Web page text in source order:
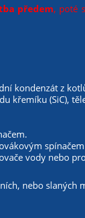
předem, poté
kondenzát z
křemíku (SiC),
vody nebo
nebo